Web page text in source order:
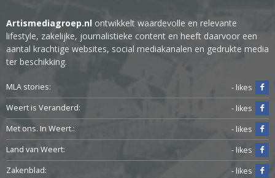
Artismediagroep.nl ontwikkelt waardevolle en relevante
lifestyle, zakelijke, journalistieke content en heeft daarvoor een
aantal krachtige websites, social mediakanalen en gedrukte media
ter beschikking.
MLA stories:
- likes
Weert is Veranderd:
- likes
Met ons. In Weert.:
- likes
Land van Weert:
- likes
Zakenblad:
- likes